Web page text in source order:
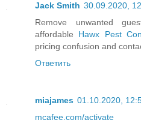
Jack Smith 30.09.2020,
Remove unwanted
affordable Hawx Pest
pricing confusion and
Ответить
miajames 01.10.2020,
mcafee.com/activate